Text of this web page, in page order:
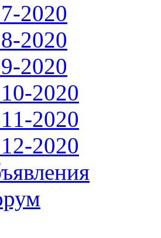
2020
2020
2020
2020
2020
2020